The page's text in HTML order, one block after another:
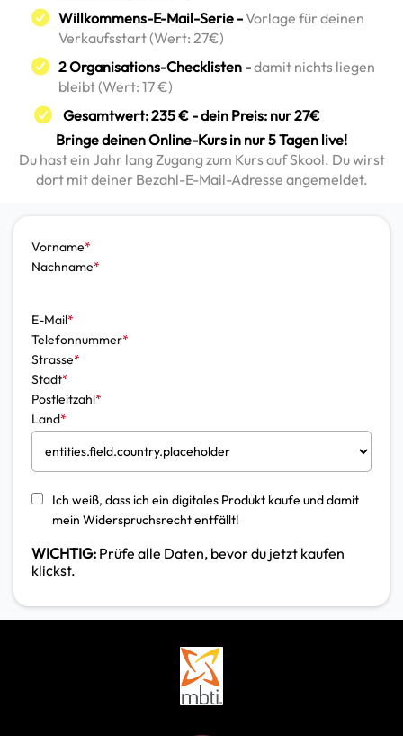
Willkommens-E-Mail-Serie -Vorlage für deinen
Verkaufsstart (Wert: 27€)
2 Organisations-Checklisten -damit nichts liegen
bleibt (Wert: 17 €)
Gesamtwert: 235 € - dein Preis: nur 27€
Bringe deinen Online-Kurs in nur 5 Tagen live!
Du hast ein Jahr lang Zugang zum Kurs auf Skool. Du wirst
dort mit deiner Bezahl-E-Mail-Adresse angemeldet.
Vorname*
Nachname*
E-Mail*
Telefonnummer*
Strasse*
Stadt*
Postleitzahl*
Land*
Ich weiß, dass ich ein digitales Produkt kaufe und damit
mein Widerspruchsrecht entfällt!
WICHTIG: Prüfe alle Daten, bevor du jetzt kaufen
klickst.